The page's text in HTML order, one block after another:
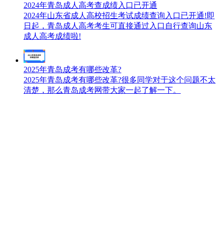
2024年青岛成人高考查成绩入口已开通
2024年山东省成人高校招生考试成绩查询入口已开通!即
日起，青岛成人高考考生可直接通过入口自行查询山东
成人高考成绩啦!
2025年青岛成考有哪些改革?
2025年青岛成考有哪些改革?很多同学对于这个问题不太
清楚，那么青岛成考网带大家一起了解一下。